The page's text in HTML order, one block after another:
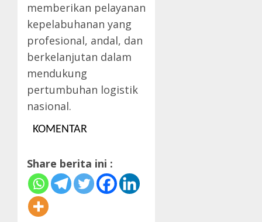
memberikan pelayanan
kepelabuhanan yang
profesional, andal, dan
berkelanjutan dalam
mendukung
pertumbuhan logistik
nasional.
KOMENTAR
Share berita ini :